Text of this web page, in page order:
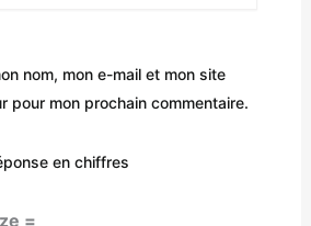
nom, mon e-mail et mon site
pour mon prochain commentaire.
en chiffres
=